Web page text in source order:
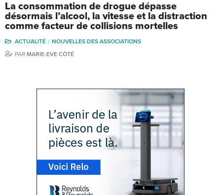
La consommation de drogue dépasse
désormais l’alcool, la vitesse et la distraction
comme facteur de collisions mortelles
ACTUALITÉ
NOUVELLES DES ASSOCIATIONS
PAR MARIE-EVE CÔTÉ